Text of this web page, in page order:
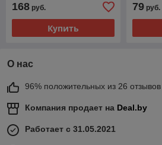
168 руб.
Купить
79руб.
О нас
96% положительных из 26 отзывов
Компания продает на Deal.by
Работает с 31.05.2021